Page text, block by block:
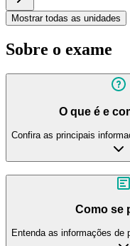
Mostrar todas as unidades
Sobre o exame
O que é e
Confira as principais
Como se
Entenda as informações de